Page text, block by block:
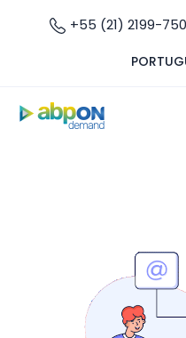
+55 (21) 2199-